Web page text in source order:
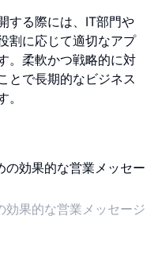
する際には、IT部門や
割に応じて適切なアプ
。柔軟かつ戦略的に対
とで長期的なビジネス
効果的な営業メッセージ